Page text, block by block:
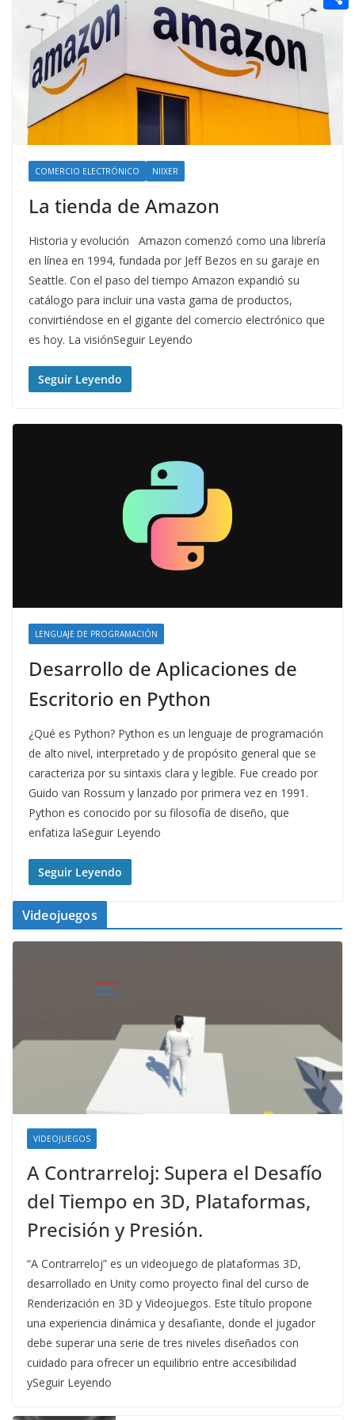
COMERCIO ELECTRÓNICO NIIXER
La tienda de Amazon
Historia y evolución Amazon comenzó como una librería
en línea en 1994, fundada por Jeff Bezos en su garaje en
Seattle. Con el paso del tiempo Amazon expandió su
catálogo para incluir una vasta gama de productos,
convirtiéndose en el gigante del comercio electrónico que
es hoy. La visiónSeguir Leyendo
Seguir Leyendo
LENGUAJE DE PROGRAMACIÓN
Desarrollo de Aplicaciones de
Escritorio en Python
¿Qué es Python? Python es un lenguaje de programación
de alto nivel, interpretado y de propósito general que se
caracteriza por su sintaxis clara y legible. Fue creado por
Guido van Rossum y lanzado por primera vez en 1991.
Python es conocido por su filosofía de diseño, que
enfatiza laSeguir Leyendo
Seguir Leyendo
Videojuegos
VIDEOJUEGOS
A Contrarreloj: Supera el Desafío
del Tiempo en 3D, Plataformas,
Precisión y Presión.
“A Contrarreloj” es un videojuego de plataformas 3D,
desarrollado en Unity como proyecto final del curso de
Renderización en 3D y Videojuegos. Este título propone
una experiencia dinámica y desafiante, donde el jugador
debe superar una serie de tres niveles diseñados con
cuidado para ofrecer un equilibrio entre accesibilidad
ySeguir Leyendo
n
s
a
t
p
a
r